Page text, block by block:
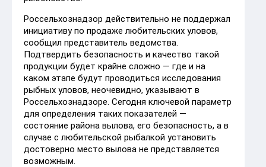
Россельхознадзор действительно не поддержал
инициативу по продаже любительских уловов,
сообщил представитель ведомства.
Подтвердить безопасность и качество такой
продукции будет крайне сложно — где и на
каком этапе будут проводиться исследования
рыбных уловов, неочевидно, указывают в
Россельхознадзоре. Сегодня ключевой параметр
для определения таких показателей —
состояние района вылова, его безопасность, а в
случае с любительской рыбалкой установить
достоверно место вылова не представляется
возможным.